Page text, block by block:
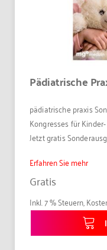
Pädiatrische
pädiatrische praxis
Kongresses für
Jetzt gratis
Erfahren Sie mehr
Gratis
Inkl. 7 % Steuern,